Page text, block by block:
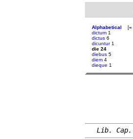
Alphabetical [«
dictum 1
dictus 6
dicuntur1
die 24
diebus 5
diem 4
dieque 1
Lib. Cap.